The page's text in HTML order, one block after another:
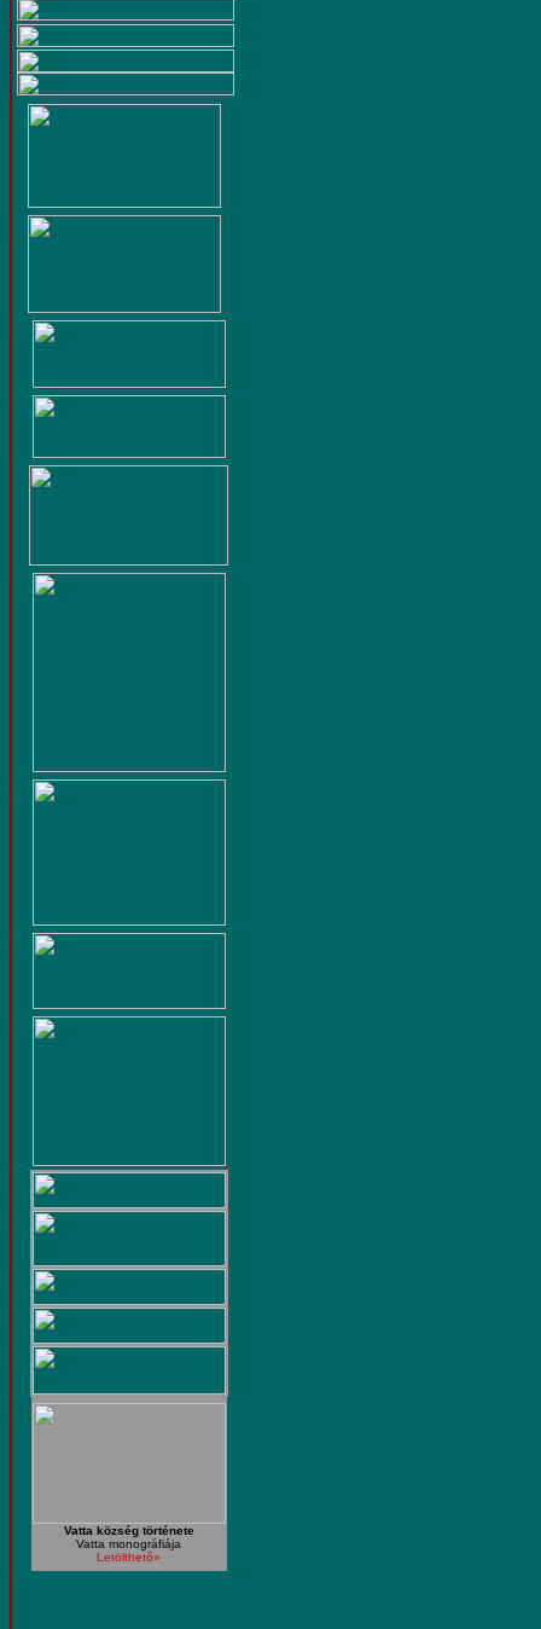
Vatta község története
Vatta monográfiája
Letölthető»